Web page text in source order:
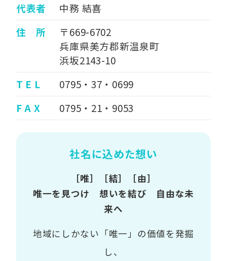
代表者
中務 結喜
住 所
〒669-6702
兵庫県美方郡新温泉町
浜坂2143-10
T E L
0795・37・0699
F A X
0795・21・9053
社名に込めた想い
［唯］［結］［由］
唯一を見つけ 想いを結び 自由な未
来へ
地域にしかない「唯一」の価値を発掘
し、